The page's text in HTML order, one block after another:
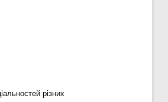
різних